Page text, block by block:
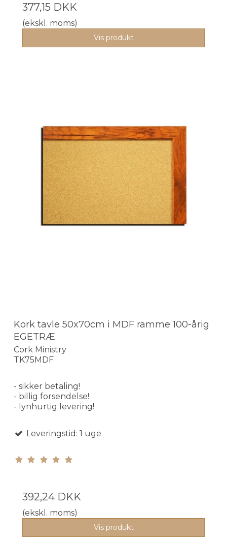
377,15 DKK
(ekskl. moms)
Vis produkt
Kork tavle 50x70cm i MDF ramme 100-årig
EGETRÆ
Cork Ministry
TK75MDF
- sikker betaling!
- billig forsendelse!
- lynhurtig levering!
Leveringstid: 1 uge
392,24 DKK
(ekskl. moms)
Vis produkt